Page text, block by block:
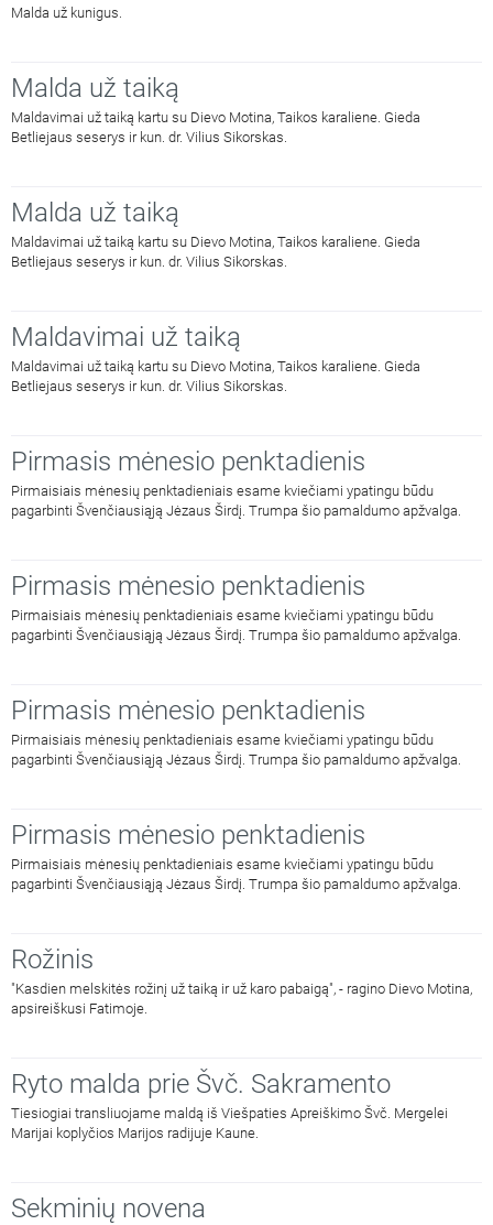
Malda už kunigus.
Malda už taiką
Maldavimai už taiką kartu su Dievo Motina, Taikos karaliene. Gieda
Betliejaus seserys ir kun. dr. Vilius Sikorskas.
Malda už taiką
Maldavimai už taiką kartu su Dievo Motina, Taikos karaliene. Gieda
Betliejaus seserys ir kun. dr. Vilius Sikorskas.
Maldavimai už taiką
Maldavimai už taiką kartu su Dievo Motina, Taikos karaliene. Gieda
Betliejaus seserys ir kun. dr. Vilius Sikorskas.
Pirmasis mėnesio penktadienis
Pirmaisiais mėnesių penktadieniais esame kviečiami ypatingu būdu
pagarbinti Švenčiausiąją Jėzaus Širdį. Trumpa šio pamaldumo apžvalga.
Pirmasis mėnesio penktadienis
Pirmaisiais mėnesių penktadieniais esame kviečiami ypatingu būdu
pagarbinti Švenčiausiąją Jėzaus Širdį. Trumpa šio pamaldumo apžvalga.
Pirmasis mėnesio penktadienis
Pirmaisiais mėnesių penktadieniais esame kviečiami ypatingu būdu
pagarbinti Švenčiausiąją Jėzaus Širdį. Trumpa šio pamaldumo apžvalga.
Pirmasis mėnesio penktadienis
Pirmaisiais mėnesių penktadieniais esame kviečiami ypatingu būdu
pagarbinti Švenčiausiąją Jėzaus Širdį. Trumpa šio pamaldumo apžvalga.
Rožinis
"Kasdien melskitės rožinį už taiką ir už karo pabaigą", - ragino Dievo Motina,
apsireiškusi Fatimoje.
Ryto malda prie Švč. Sakramento
Tiesiogiai transliuojame maldą iš Viešpaties Apreiškimo Švč. Mergelei
Marijai koplyčios Marijos radijuje Kaune.
Sekminių novena